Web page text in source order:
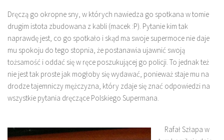
Dręczą go okropne sny, w których nawiedza go spotkana w tomie
drugim istota zbudowana z kabli (macek :P). Pytanie kim tak
naprawdę jest, co go spotkało i skąd ma swoje supermoce nie daje
mu spokoju do tego stopnia, że postanawia ujawnić swoją
tożsamość i oddać się w ręce poszukującej go policji. To jednak też
nie jest tak proste jak mogłoby się wydawać, ponieważ staje mu na
drodze tajemniczy mężczyzna, który zdaje się znać odpowiedzi na
wszystkie pytania dręczące Polskiego Supermana.
Rafał Szłapa w